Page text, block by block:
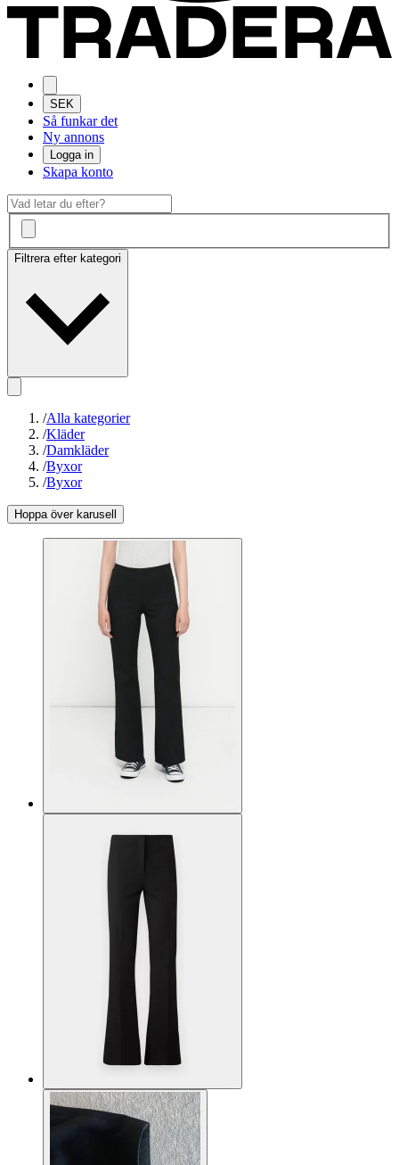
SEK
Så funkar det
Ny annons
Logga in
Skapa konto
Filtrera efter kategori
/Alla kategorier
/Kläder
/Damkläder
/Byxor
/Byxor
Hoppa över karusell